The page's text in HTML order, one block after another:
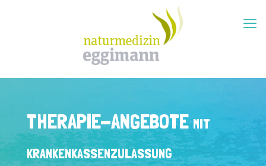
THERAPIE-ANGEBOTEMIT
KRANKENKASSEN­ZULASSUNG